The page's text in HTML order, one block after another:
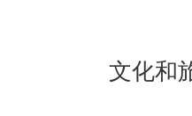
文化和旅